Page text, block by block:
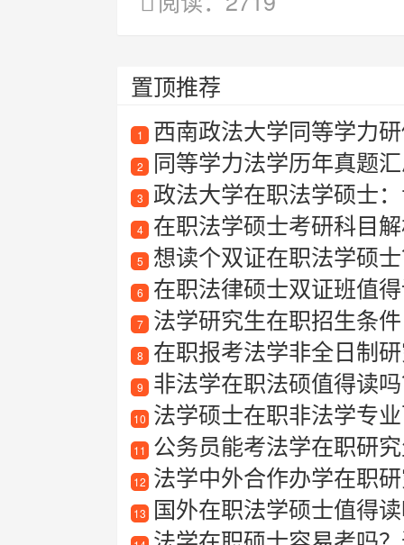
置顶推荐
1 西南政法大学同等学力
2 同等学力法学历年真题
3 政法大学在职法学硕士
4 在职法学硕士考研科目
5 想读个双证在职法学硕
6 在职法律硕士双证班值得读吗
7 法学研究生在职招生条件
8 在职报考法学非全日制
9 非法学在职法硕值得读
10 法学硕士在职非法学专业
11 公务员能考法学在职研
12 法学中外合作办学在职
13 国外在职法学硕士值得